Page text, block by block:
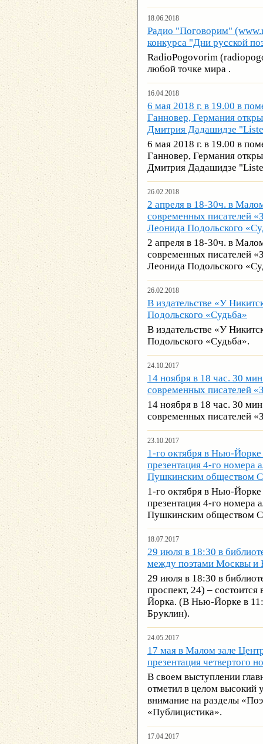
18.06.2018
Радио "Поговорим"
конкурса "Дни русской
RadioPogovorim
любой точке мира .
16.04.2018
6 мая 2018 г. в 19.00 в
Ганновер, Германия
Дмитрия Дадашидзе
6 мая 2018 г. в 19.00 в
Ганновер, Германия
Дмитрия Дадашидзе
26.02.2018
2 апреля в 18-30ч. в
современных писателей
Леонида Подольского
2 апреля в 18-30ч. в
современных писателей
Леонида Подольского
26.02.2018
В издательстве «У
Подольского «Судьба»
В издательстве «У
Подольского «Судьба».
24.10.2017
14 ноября в 18 час. 30
современных писателей
14 ноября в 18 час. 30
современных писателей
23.10.2017
1-го октября в Нью-
презентация 4-го номера
Пушкинским обществом
1-го октября в Нью-
презентация 4-го номера
Пушкинским обществом
18.07.2017
29 июля в 18:30 в
между поэтами Москвы
29 июля в 18:30 в
проспект, 24) –
Йорка. (В Нью-Йорке в
Бруклин).
24.05.2017
17 мая в Малом зале
презентация четвертого
В своем выступлении
отметил в целом высокий
внимание на разделы
«Публицистика».
17.04.2017